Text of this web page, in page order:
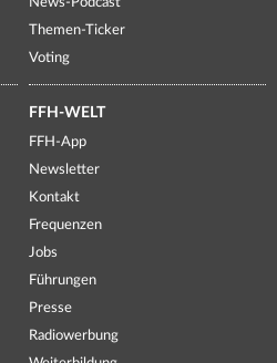
Themen-Ticker
Voting
FFH-WELT
FFH-App
Newsletter
Kontakt
Frequenzen
Jobs
Führungen
Presse
Radiowerbung